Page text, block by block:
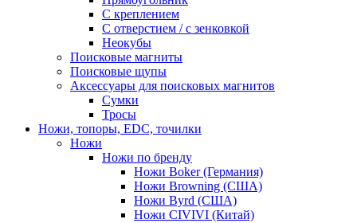
С креплением
С отверстием / с зенковкой
Неокубы
Поисковые магниты
Поисковые щупы
Аксессуары для поисковых магнитов
Сумки
Тросы
Ножи, топоры, EDC, точилки
Ножи
Ножи по бренду
Ножи Boker (Германия)
Ножи Browning (США)
Ножи Byrd (США)
Ножи CIVIVI (Китай)